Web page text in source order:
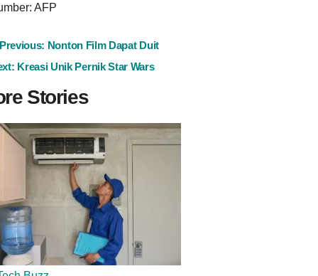
AFP
Nonton Film Dapat Duit
Kreasi Unik Pernik Star Wars
Stories